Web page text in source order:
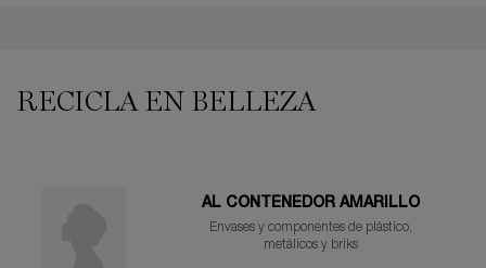
RECICLA EN BELLEZA
AL CONTENEDOR AMARILLO
Envases y componentes de plástico,
metálicos y briks